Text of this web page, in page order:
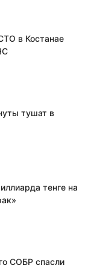
в Костанае
тушат в
тенге на
СОБР спасли